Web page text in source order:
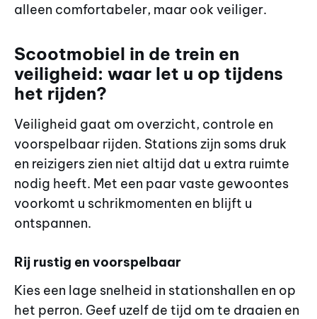
alleen comfortabeler, maar ook veiliger.
Scootmobiel in de trein en
veiligheid: waar let u op tijdens
het rijden?
Veiligheid gaat om overzicht, controle en
voorspelbaar rijden. Stations zijn soms druk
en reizigers zien niet altijd dat u extra ruimte
nodig heeft. Met een paar vaste gewoontes
voorkomt u schrikmomenten en blijft u
ontspannen.
Rij rustig en voorspelbaar
Kies een lage snelheid in stationshallen en op
het perron. Geef uzelf de tijd om te draaien en